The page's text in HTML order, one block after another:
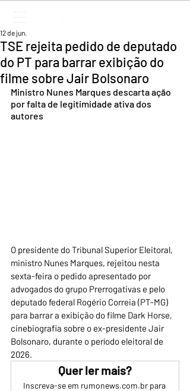
TSE rejeita pedido de deputado
do PT para barrar exibição do
filme sobre Jair Bolsonaro
12 de jun.
Ministro Nunes Marques descarta ação
por falta de legitimidade ativa dos
autores
O presidente do Tribunal Superior Eleitoral,
ministro Nunes Marques, rejeitou nesta
sexta-feira o pedido apresentado por
advogados do grupo Prerrogativas e pelo
deputado federal Rogério Correia (PT-MG)
para barrar a exibição do filme Dark Horse,
cinebiografia sobre o ex-presidente Jair
Bolsonaro, durante o período eleitoral de
2026.
Quer ler mais?
Inscreva-se em rumonews.com.br para